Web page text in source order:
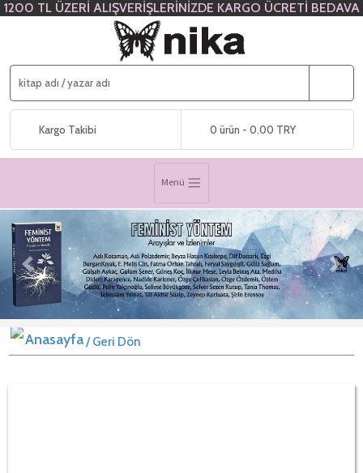
1200 TL ÜZERİ ALIŞVERİŞLERİNİZDE KARGO ÜCRETİ BEDAVA
Kargo Takibi 0 ürün - 0.00 TRY
Menü
Previous Next
/ Geri Dön